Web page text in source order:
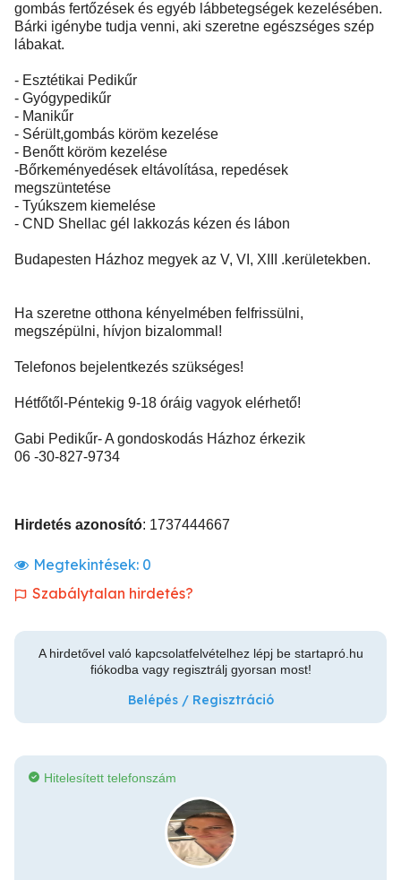
gombás fertőzések és egyéb lábbetegségek kezelésében.
Bárki igénybe tudja venni, aki szeretne egészséges szép
lábakat.
- Esztétikai Pedikűr
- Gyógypedikűr
- Manikűr
- Sérült,gombás köröm kezelése
- Benőtt köröm kezelése
-Bőrkeményedések eltávolítása, repedések
megszüntetése
- Tyúkszem kiemelése
- CND Shellac gél lakkozás kézen és lábon
Budapesten Házhoz megyek az V, VI, XIII .kerületekben.
Ha szeretne otthona kényelmében felfrissülni,
megszépülni, hívjon bizalommal!
Telefonos bejelentkezés szükséges!
Hétfőtől-Péntekig 9-18 óráig vagyok elérhető!
Gabi Pedikűr- A gondoskodás Házhoz érkezik
06 -30-827-9734
Hirdetés azonosító: 1737444667
Megtekintések: 0
Szabálytalan hirdetés?
A hirdetővel való kapcsolatfelvételhez lépj be startapró.hu
fiókodba vagy regisztrálj gyorsan most!
Belépés / Regisztráció
Hitelesített telefonszám